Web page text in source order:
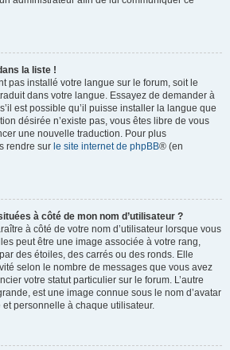
la liste !
pas installé votre langue sur le forum, soit le
dans votre langue. Essayez de demander à
est possible qu’il puisse installer la langue que
désirée n’existe pas, vous êtes libre de vous
une nouvelle traduction. Pour plus
rendre sur le site internet de phpBB® (en
à côté de mon nom d’utilisateur ?
à côté de votre nom d’utilisateur lorsque vous
peut être une image associée à votre rang,
des étoiles, des carrés ou des ronds. Elle
selon le nombre de messages que vous avez
votre statut particulier sur le forum. L’autre
est une image connue sous le nom d’avatar
personnelle à chaque utilisateur.